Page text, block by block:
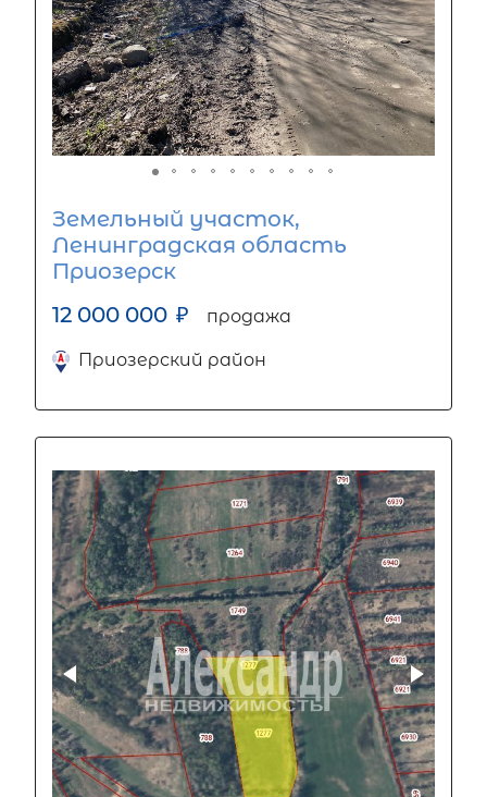
Земельный участок,
Ленинградская область
Приозерск
12 000 000 ₽ продажа
Приозерский район